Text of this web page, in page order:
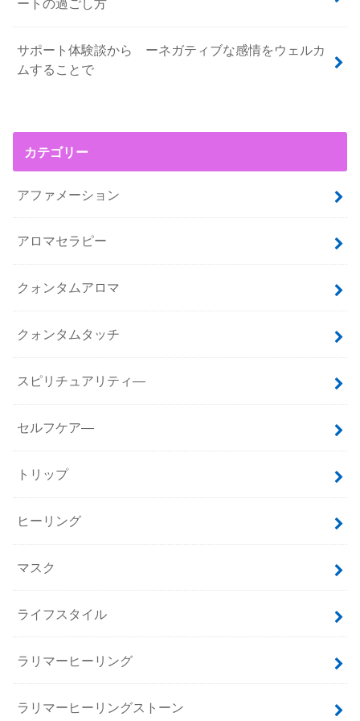
ートの過ごし方
サポート体験談から ーネガティブな感情をウェルカ
ムすることで
カテゴリー
アファメーション
アロマセラピー
クォンタムアロマ
クォンタムタッチ
スピリチュアリティ―
セルフケア―
トリップ
ヒーリング
マスク
ライフスタイル
ラリマーヒーリング
ラリマーヒーリングストーン